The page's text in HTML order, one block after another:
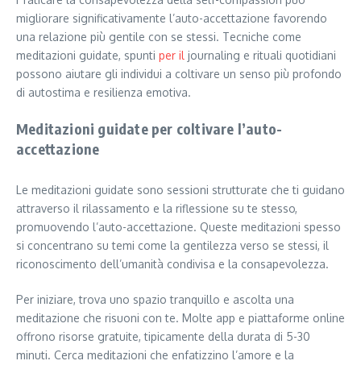
migliorare significativamente l’auto-accettazione favorendo
una relazione più gentile con se stessi. Tecniche come
meditazioni guidate, spunti per il journaling e rituali quotidiani
possono aiutare gli individui a coltivare un senso più profondo
di autostima e resilienza emotiva.
Meditazioni guidate per coltivare l’auto-
accettazione
Le meditazioni guidate sono sessioni strutturate che ti guidano
attraverso il rilassamento e la riflessione su te stesso,
promuovendo l’auto-accettazione. Queste meditazioni spesso
si concentrano su temi come la gentilezza verso se stessi, il
riconoscimento dell’umanità condivisa e la consapevolezza.
Per iniziare, trova uno spazio tranquillo e ascolta una
meditazione che risuoni con te. Molte app e piattaforme online
offrono risorse gratuite, tipicamente della durata di 5-30
minuti. Cerca meditazioni che enfatizzino l’amore e la